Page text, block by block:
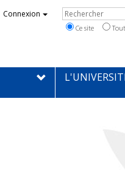
Connexion Rechercher
Ce site